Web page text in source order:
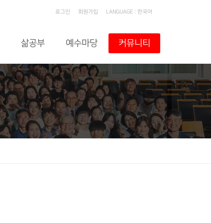
로그인 회원가입 LANGUAGE : 한국어
삶공부 예수마당 커뮤니티